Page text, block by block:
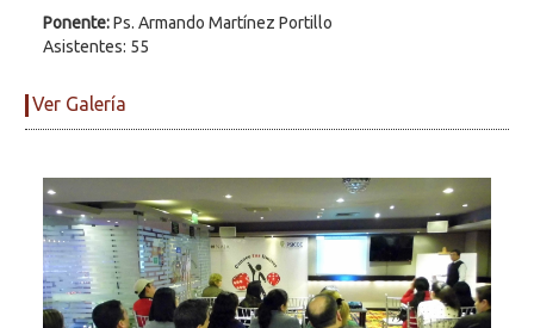
Ponente:Ps. Armando Martínez Portillo
Asistentes: 55
Ver Galería